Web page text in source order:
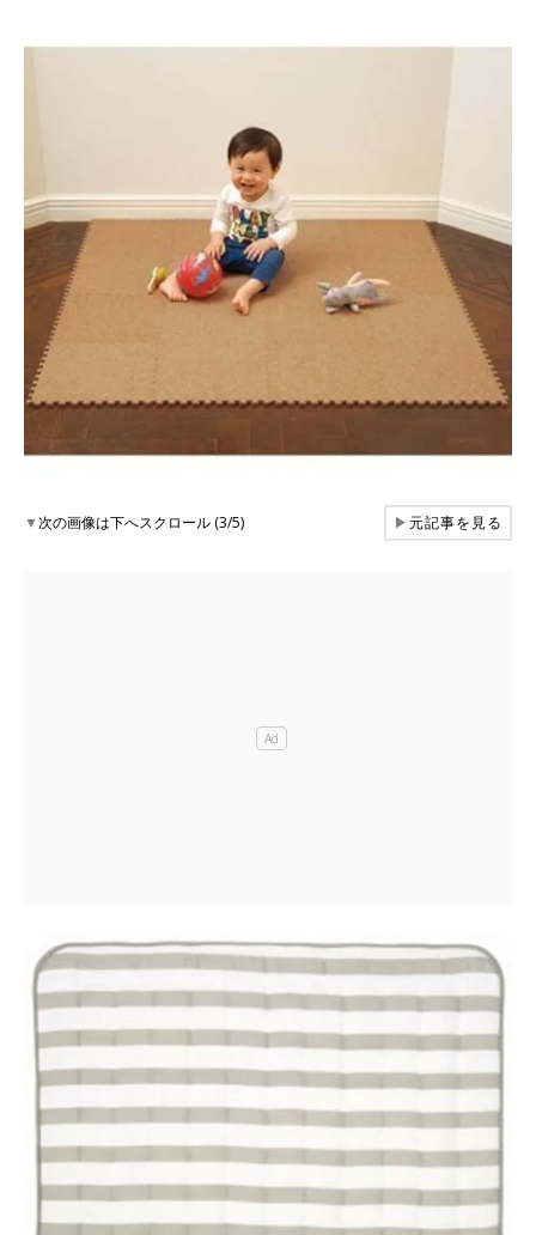
▼次の画像は下へスクロール (3/5) ▶元記事を見る